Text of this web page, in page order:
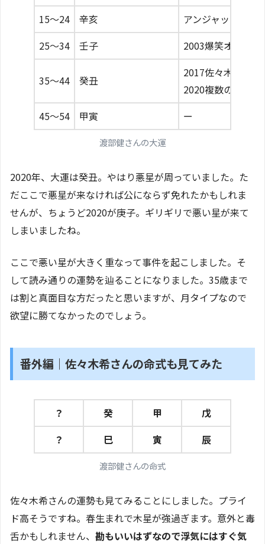
15～24
辛亥
アンジャッシュ結
25～34
壬子 2003爆笑オンエア
35～44 癸丑
2017佐々木希との
2020複数の女性
45～54
甲寅 ー
渡部健さんの大運
2020年、大運は癸丑。やはり悪星が周っていました。た
だここで悪星が来なければ公にならず免れたかもしれま
せんが、ちょうど2020が庚子。ギリギリで悪い星が来て
しまいましたね。
ここで悪い星が大きく重なって事件を起こしました。そ
して読み通りの運勢を辿ることになりました。35歳まで
は割と真面目な方だったと思いますが、月タイプなので
欲望に勝てなかったのでしょう。
番外編｜佐々木希さんの命式も見てみた
？ 癸 甲
戊
？
巳 寅 辰
渡部健さんの命式
佐々木希さんの運勢も見てみることにしました。プライ
ド高そうですね。春生まれで木星が強過ぎます。意外と毒
舌かもしれません、 勘もいいはずなので浮気にはすぐ気